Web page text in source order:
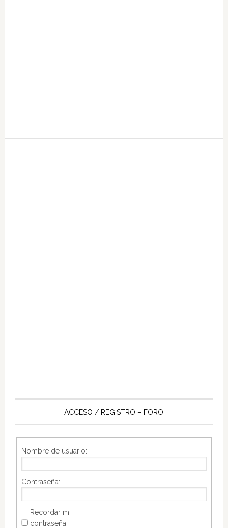
ACCESO / REGISTRO – FORO
Nombre de usuario:
Contraseña:
Recordar mi
contraseña